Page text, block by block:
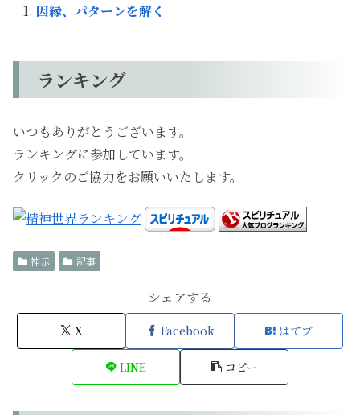
因縁、パターンを解く
ランキング
いつもありがとうございます。
ランキングに参加しています。
クリックのご協力をお願いいたします。
神示 記事
シェアする
X Facebook はてブ
LINE コピー